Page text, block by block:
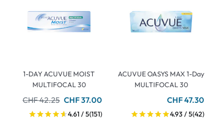
1-DAY ACUVUE MOIST
MULTIFOCAL 30
CHF 42.25 CHF 37.00
4.61 / 5(151)
ACUVUE OASYS MAX 1-Day
MULTIFOCAL 30
CHF 47.30
4.93 / 5(42)